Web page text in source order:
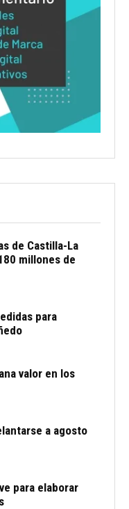
de Castilla-La
millones de
para
valor en los
a agosto
para elaborar